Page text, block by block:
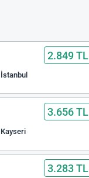
2.849 TL
İstanbul
3.656 TL
Kayseri
3.283 TL